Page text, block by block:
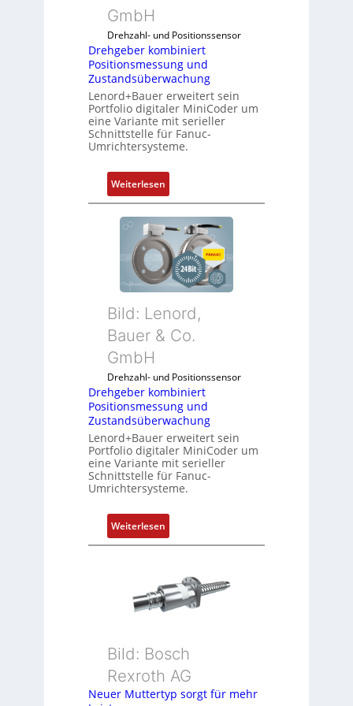
GmbH
Drehzahl- und Positionssensor
Drehgeber kombiniert
Positionsmessung und
Zustandsüberwachung
Lenord+Bauer erweitert sein
Portfolio digitaler MiniCoder um
eine Variante mit serieller
Schnittstelle für Fanuc-
Umrichtersysteme.
Weiterlesen:
D
r
e
h
g
e
e
m
b
i
i
e
r
P
o
s
i
o
m
s
Bild: Lenord,
Bauer & Co.
GmbH
Drehzahl- und Positionssensor
Drehgeber kombiniert
Positionsmessung und
Zustandsüberwachung
Lenord+Bauer erweitert sein
Portfolio digitaler MiniCoder um
eine Variante mit serieller
Schnittstelle für Fanuc-
Umrichtersysteme.
Weiterlesen:
D
h
g
e
k
Bild: Bosch
Rexroth AG
Neuer Muttertyp sorgt für mehr